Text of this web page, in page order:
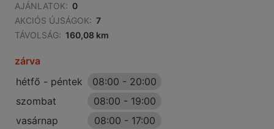
AJÁNLATOK: 0
AKCIÓS ÚJSÁGOK: 7
TÁVOLSÁG: 160,08 km
zárva
hétfő - péntek
08:00 - 20:00
szombat
08:00 - 19:00
vasárnap
08:00 - 17:00